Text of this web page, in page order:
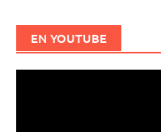
EN YOUTUBE